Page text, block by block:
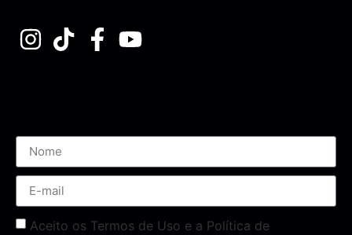
Aceito os Termos de Uso e a Política de